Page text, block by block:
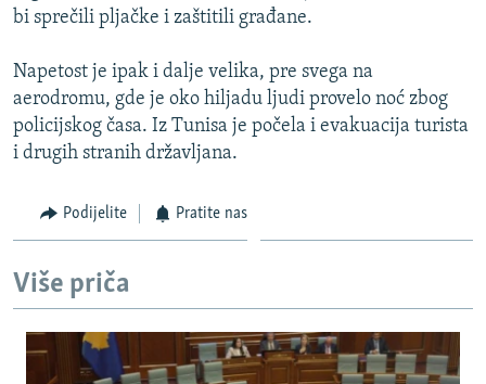
SVE KARTE DEJTONA
NASTANAK I RASPAD JUGOSLAVIJE
bi sprečili pljačke i zaštitili građane.
Napetost je ipak i dalje velika, pre svega na
aerodromu, gde je oko hiljadu ljudi provelo noć zbog
policijskog časa. Iz Tunisa je počela i evakuacija turista
i drugih stranih državljana.
Podijelite Pratite nas
Više priča